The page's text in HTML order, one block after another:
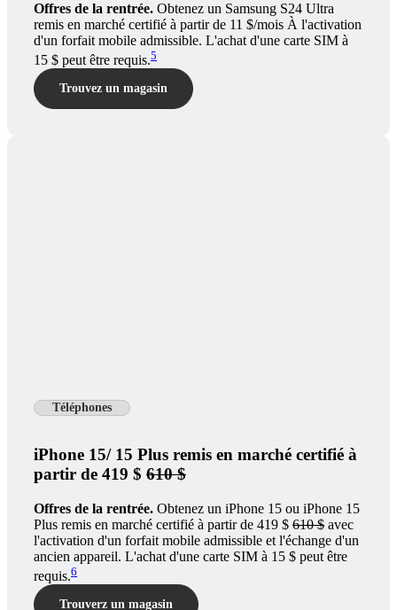
Offres de la rentrée. Obtenez un Samsung S24 Ultra
remis en marché certifié à partir de 11 $/mois À l'activation
d'un forfait mobile admissible. L'achat d'une carte SIM à
15 $ peut être requis.5
Trouvez un magasin
Téléphones
iPhone 15/ 15 Plus remis en marché certifié à
partir de 419 $ 610 $
Offres de la rentrée. Obtenez un iPhone 15 ou iPhone 15
Plus remis en marché certifié à partir de 419 $ 610 $ avec
l'activation d'un forfait mobile admissible et l'échange d'un
ancien appareil. L'achat d'une carte SIM à 15 $ peut être
requis.6
Trouverz un magasin